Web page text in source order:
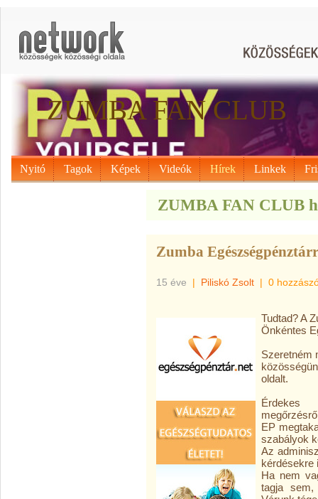
ZUMBA FAN CLUB
Nyitó Tagok Képek Videók Hírek Linkek
ZUMBA FAN CLUB
Zumba
15 éve | Piliskó Zsolt | 0
Tudtad? A
Önkéntes
Szeretném
oldalt.
Érdekes
EP
szabályok
Az
kérdésekre
Ha nem
tagja